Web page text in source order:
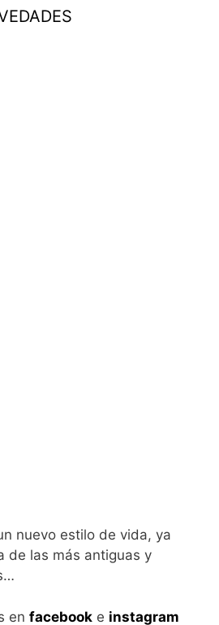
nuevo estilo de vida, ya
de las más antiguas y
en facebook e instagram